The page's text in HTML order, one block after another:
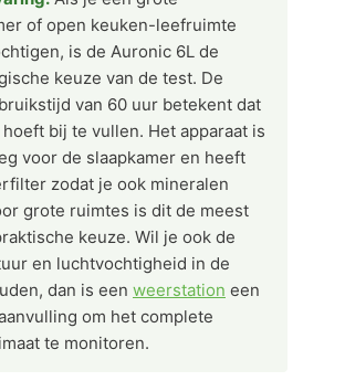
of open keuken-leefruimte
is de Auronic 6L de
keuze van de test. De
van 60 uur betekent dat
bij te vullen. Het apparaat is
voor de slaapkamer en heeft
zodat je ook mineralen
grote ruimtes is dit de meest
keuze. Wil je ook de
en luchtvochtigheid in de
dan is een weerstation een
om het complete
te monitoren.